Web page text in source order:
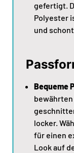
gefertigt.
Polyester
und
Bequeme
locker.
für einen
Look auf